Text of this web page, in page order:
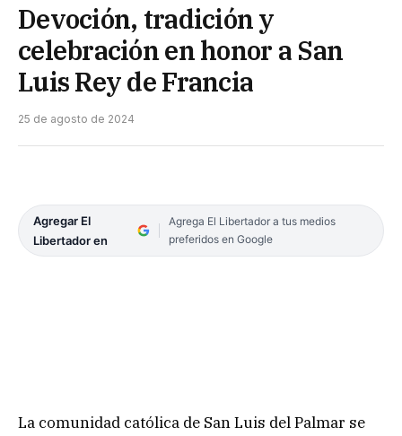
Devoción, tradición y
celebración en honor a San
Luis Rey de Francia
25 de agosto de 2024
Agregar El
Libertador en
Agrega El Libertador a tus medios
preferidos en Google
La comunidad católica de San Luis del Palmar se